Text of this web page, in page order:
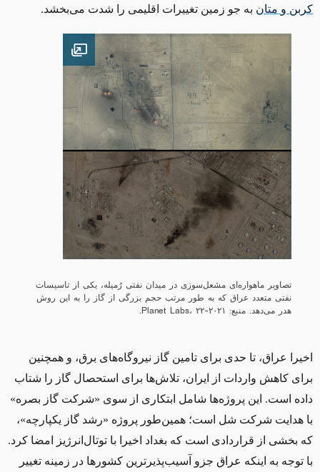
کربن و متان به جو زمین تغییرات اقلیمی را شدت می‌بخشد.
Open image
تصاویر ماهواره‌ای مشعل‌سوزی در میدان نفتی رُمیله، یکی از تاسیسات
نفتی متعدد عراق که به ‌طور مرتب حجم بزرگی از گاز را به این روش
هدر می‌دهد. منبع: Planet Labs، ۲۲-۲۰۲۱.
اخیرا عراق، تا حدی برای تامین گاز نیروگاه‌های برق، و همچنین
برای کاهش واردات از ایران، تلاش‌ها برای استحصال گاز را شتاب
داده است. این پروژه‌ها شامل ابتکاری از سوی «شرکت گاز بصره»
با هدایت شرکت شل است؛ همین‌طور پروژه «رشد گاز یکپارچه»،
که بخشی از قراردادی است که بغداد اخیرا با توتال‌انرژیز امضا کرد.
با توجه به اینکه عراق جزو آسیب‌پذیرترین کشورها در زمینه تغییر